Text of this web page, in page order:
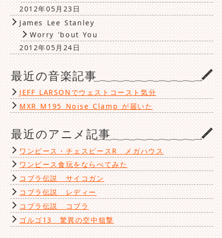
2012年05月23日
James Lee Stanley
Worry 'bout You
2012年05月24日
最近の音楽記事
JEFF LARSONでウェストコースト気分
MXR M195 Noise Clamp が届いた
最近のアニメ記事
ワンピース・チェスピースR メガハウス
ワンピース食玩をならべてみた
コブラ伝説 サイコガン
コブラ伝説 レディー
コブラ伝説 コブラ
ゴルゴ13 驚異の空中狙撃